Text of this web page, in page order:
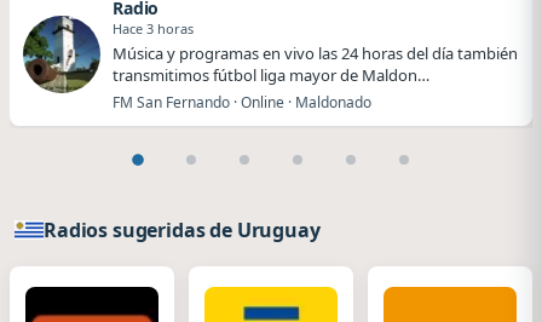
Radio
Hace 3 horas
Música y programas en vivo las 24 horas del día también
transmitimos fútbol liga mayor de Maldon…
FM San Fernando · Online · Maldonado
Radios sugeridas de Uruguay